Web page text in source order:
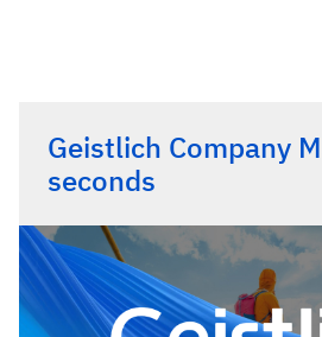
Geistlich Company
seconds